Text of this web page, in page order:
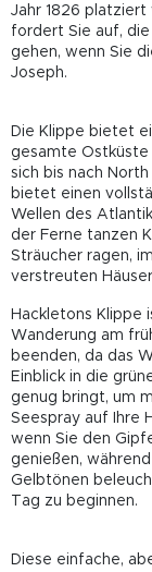
Jahr 1826 platziert
fordert Sie auf,
gehen, wenn Sie
Joseph.
Die Klippe bietet
gesamte Ostküste
sich bis nach
bietet einen
Wellen des
der Ferne tanzen
Sträucher ragen,
verstreuten
Hackletons Klippe
Wanderung am
beenden, da das
Einblick in die
genug bringt, um
Seespray auf Ihre
wenn Sie den
genießen,
Gelbtönen
Tag zu beginnen.
Diese einfache,